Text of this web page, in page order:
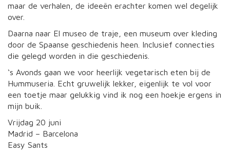
maar de verhalen, de ideeën erachter komen wel degelijk
over.
Daarna naar El museo de traje, een museum over kleding
door de Spaanse geschiedenis heen. Inclusief connecties
die gelegd worden in die geschiedenis.
‘s Avonds gaan we voor heerlijk vegetarisch eten bij de
Hummuseria. Echt gruwelijk lekker, eigenlijk te vol voor
een toetje maar gelukkig vind ik nog een hoekje ergens in
mijn buik.
Vrijdag 20 juni
Madrid – Barcelona
Easy Sants